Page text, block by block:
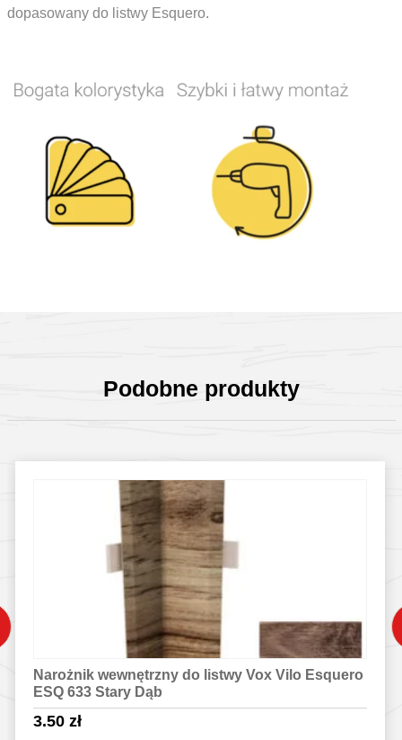
dopasowany do listwy Esquero.
Podobne produkty
Narożnik wewnętrzny do listwy Vox Vilo Esquero
ESQ 633 Stary Dąb
3.50 zł